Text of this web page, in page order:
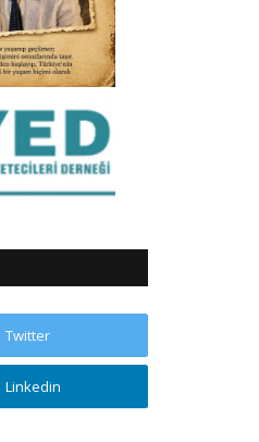
Twitter
Linkedin